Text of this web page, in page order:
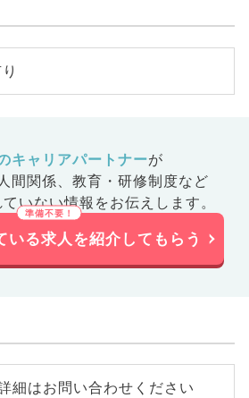
キャリアパートナーが
間関係、 教育・研修制度など
いない情報をお伝えします。
いる求人を紹介してもらう
細はお問い合わせください